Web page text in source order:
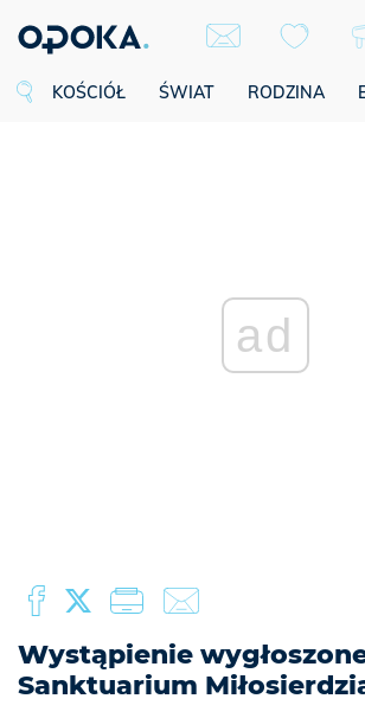
KOŚCIÓŁ ŚWIAT RODZINA
ad
Wystąpienie
Sanktuarium